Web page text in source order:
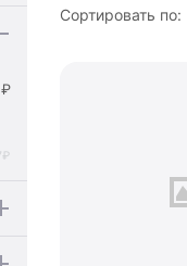
Сортировать по:
₽
₽